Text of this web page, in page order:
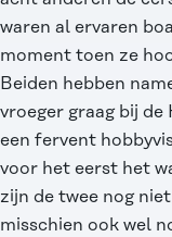
waren al ervaren
moment toen ze
Beiden hebben
vroeger graag bij
een fervent
voor het eerst het
zijn de twee nog
misschien ook wel